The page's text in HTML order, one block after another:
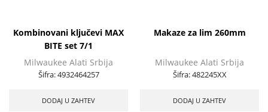
Kombinovani ključevi MAX
BITE set 7/1
Milwaukee Alati Srbija
Šifra:4932464257
DODAJ U ZAHTEV
Makaze za lim 260mm
Milwaukee Alati Srbija
Šifra:482245XX
DODAJ U ZAHTEV